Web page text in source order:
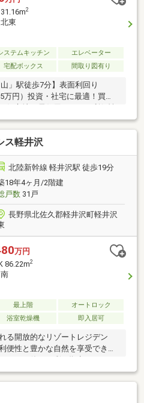
2
東
ステムキッチン
エレベーター
宅配ボックス 間取り図有り
」駅徒歩7分】表面利回り
万円）投資・社宅に最適！買
ス軽井沢
北陸新幹線 軽井沢駅 徒歩19分
18年4ヶ月/2階建
戸数31戸
長野県北佐久郡軽井沢町軽井沢
万円
86.22m2
最上階
オートロック
浴室乾燥機 即入居可
る開放的なリゾートレジデン
便性と豊かな自然を享受でき